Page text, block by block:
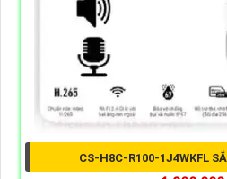
CS-H8C-R100-1J4WKFL